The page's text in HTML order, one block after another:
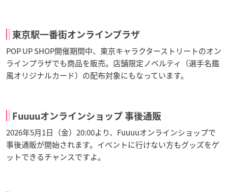
東京駅一番街オンラインプラザ
POP UP SHOP開催期間中、東京キャラクターストリートのオン
ラインプラザでも商品を販売。店舗限定ノベルティ（選手名鑑
風オリジナルカード）の配布対象にもなっています。
Fuuuuオンラインショップ 事後通販
2026年5月1日（金）20:00より、Fuuuuオンラインショップで
事後通販が開始されます。イベントに行けない方もグッズをゲ
ットできるチャンスですよ。